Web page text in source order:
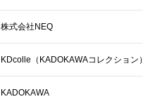
株式会社NEQ
KDcolle（KADOKAWAコレクション）
KADOKAWA